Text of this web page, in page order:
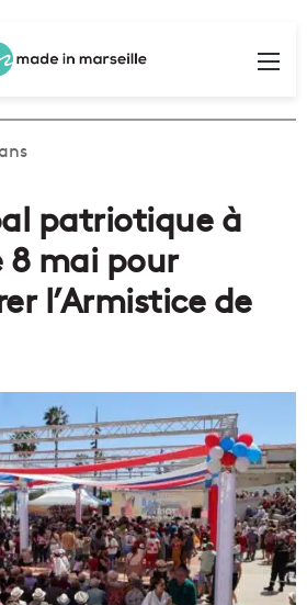
patriotique à
8 mai pour
l’Armistice de